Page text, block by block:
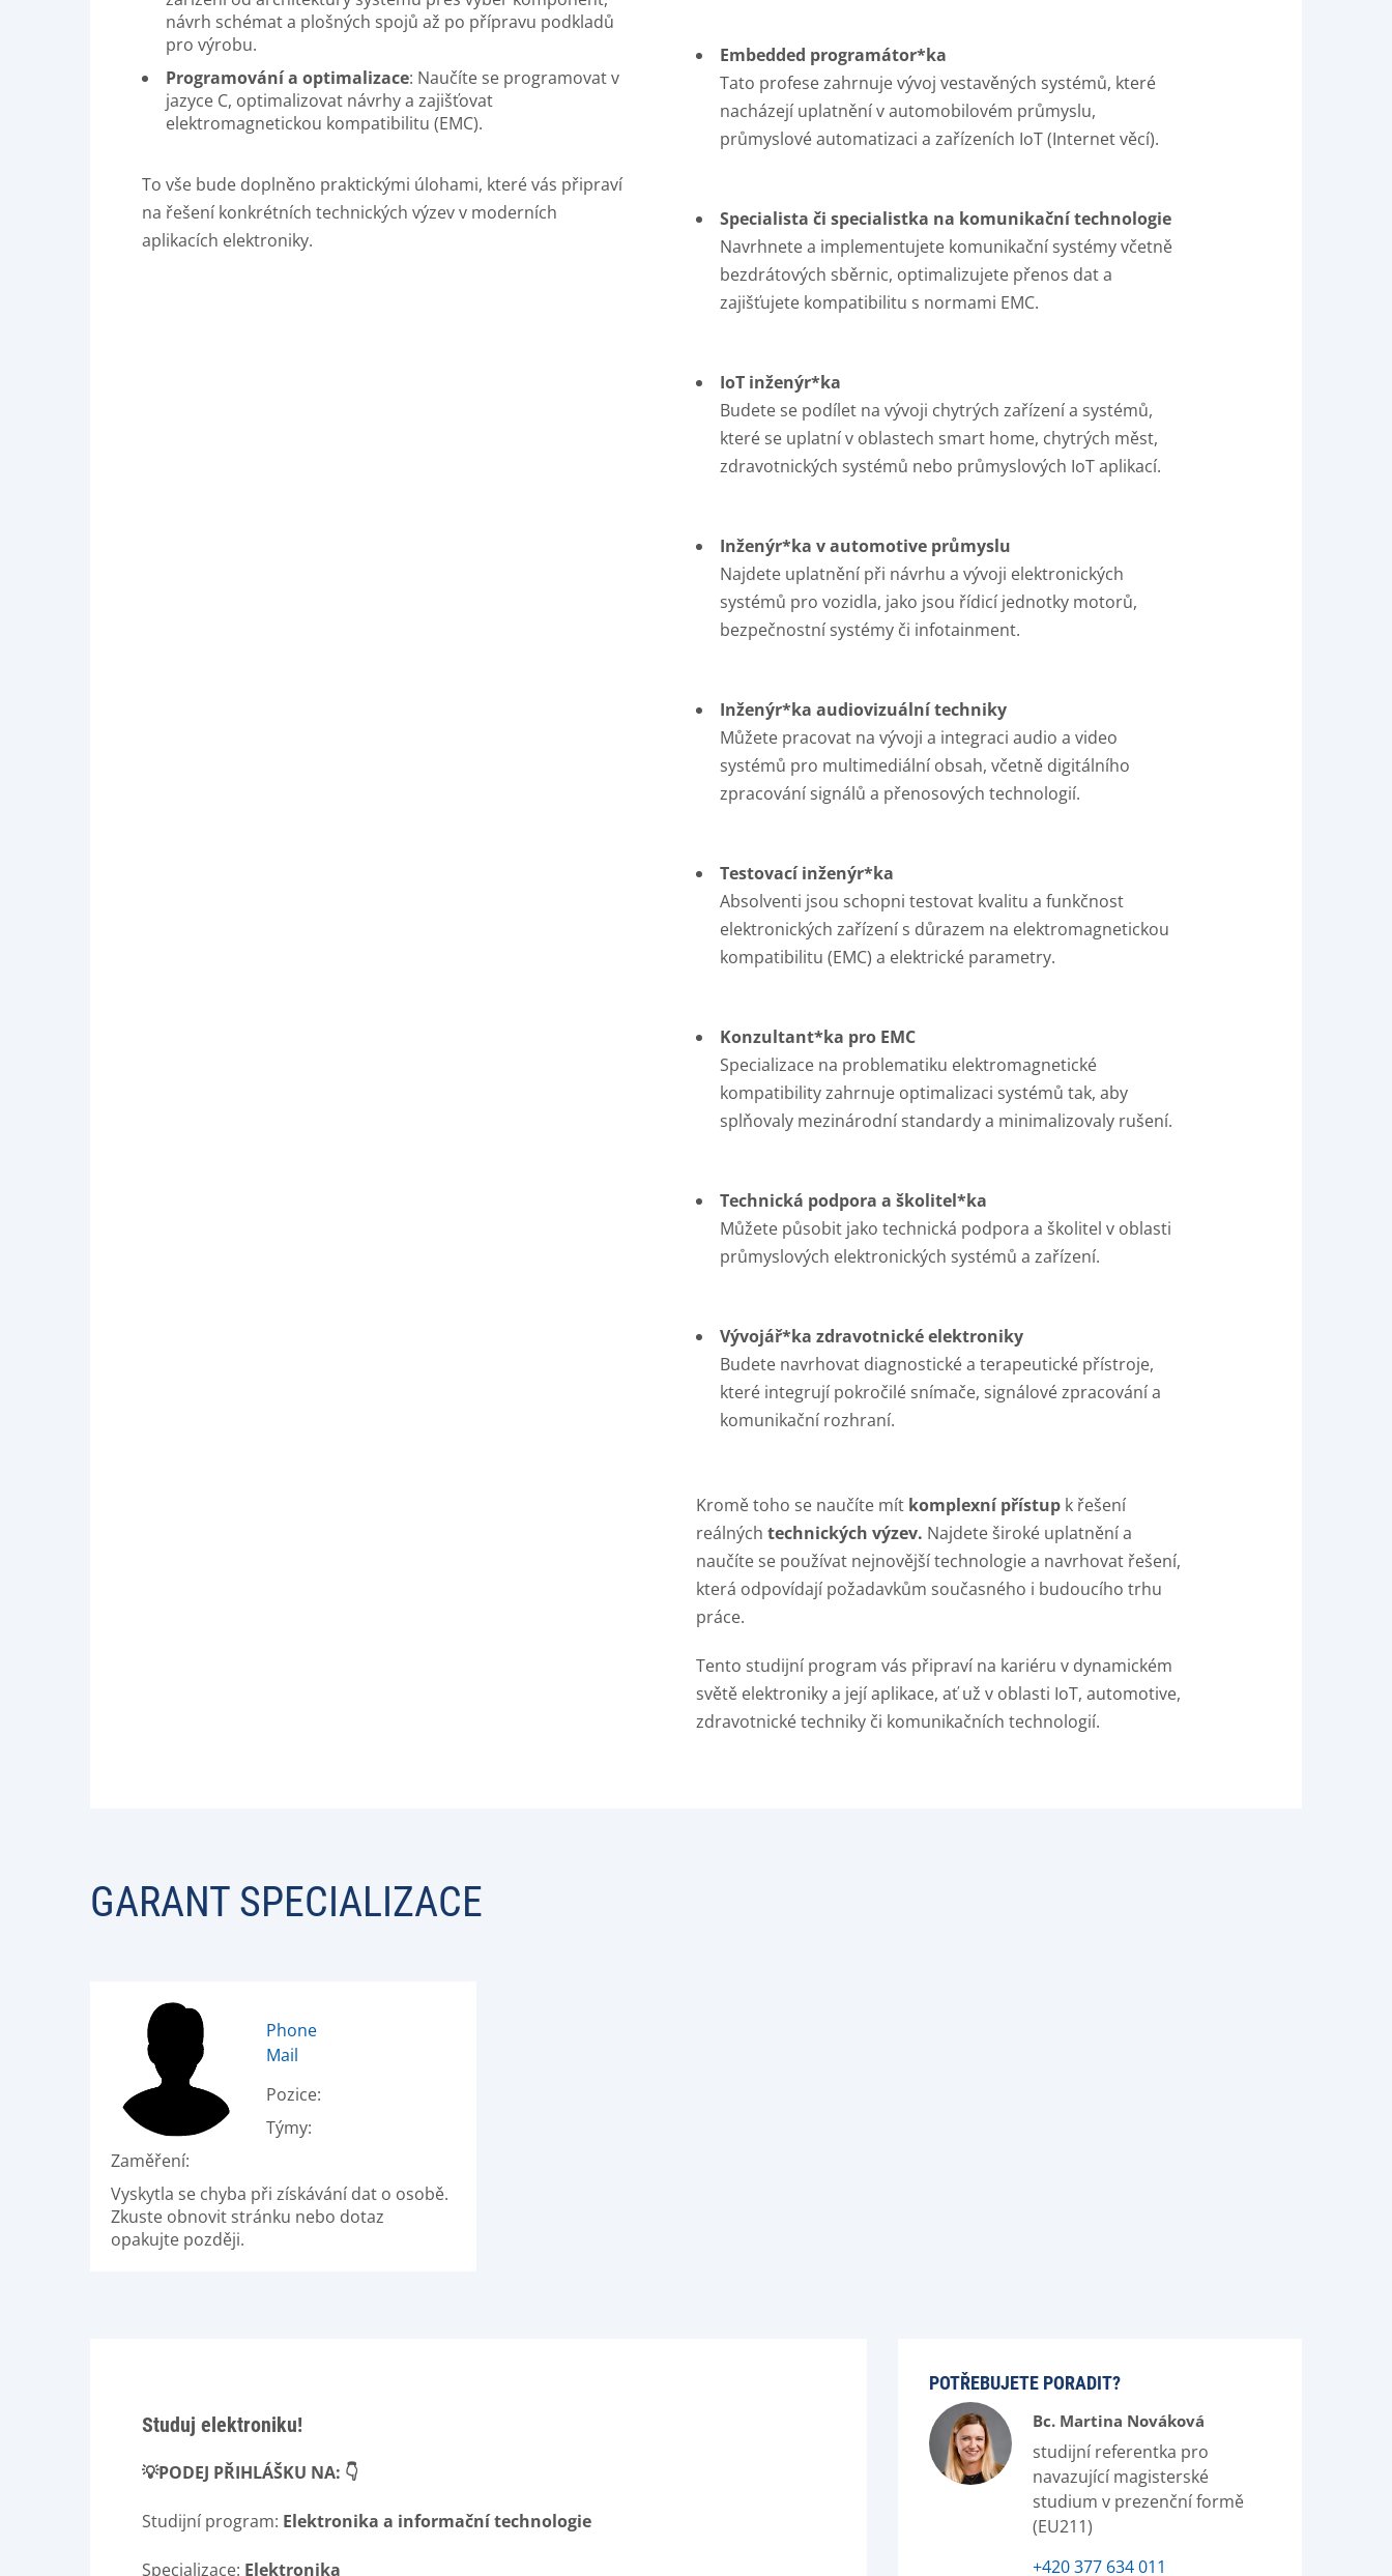
návrh schémat a plošných spojů až po přípravu podkladů
pro výrobu.
Programování a optimalizace: Naučíte se programovat v
jazyce C, optimalizovat návrhy a zajišťovat
elektromagnetickou kompatibilitu (EMC).
To vše bude doplněno praktickými úlohami, které vás připraví
na řešení konkrétních technických výzev v moderních
aplikacích elektroniky.
Embedded programátor*ka
Tato profese zahrnuje vývoj vestavěných systémů, které
nacházejí uplatnění v automobilovém průmyslu,
průmyslové automatizaci a zařízeních IoT (Internet věcí).
Specialista či specialistka na komunikační technologie
Navrhnete a implementujete komunikační systémy včetně
bezdrátových sběrnic, optimalizujete přenos dat a
zajišťujete kompatibilitu s normami EMC.
IoT inženýr*ka
Budete se podílet na vývoji chytrých zařízení a systémů,
které se uplatní v oblastech smart home, chytrých měst,
zdravotnických systémů nebo průmyslových IoT aplikací.
Inženýr*ka v automotive průmyslu
Najdete uplatnění při návrhu a vývoji elektronických
systémů pro vozidla, jako jsou řídicí jednotky motorů,
bezpečnostní systémy či infotainment.
Inženýr*ka audiovizuální techniky
Můžete pracovat na vývoji a integraci audio a video
systémů pro multimediální obsah, včetně digitálního
zpracování signálů a přenosových technologií.
Testovací inženýr*ka
Absolventi jsou schopni testovat kvalitu a funkčnost
elektronických zařízení s důrazem na elektromagnetickou
kompatibilitu (EMC) a elektrické parametry.
Konzultant*ka pro EMC
Specializace na problematiku elektromagnetické
kompatibility zahrnuje optimalizaci systémů tak, aby
splňovaly mezinárodní standardy a minimalizovaly rušení.
Technická podpora a školitel*ka
Můžete působit jako technická podpora a školitel v oblasti
průmyslových elektronických systémů a zařízení.
Vývojář*ka zdravotnické elektroniky
Budete navrhovat diagnostické a terapeutické přístroje,
které integrují pokročilé snímače, signálové zpracování a
komunikační rozhraní.
Kromě toho se naučíte mít komplexní přístup k řešení
reálných technických výzev. Najdete široké uplatnění a
naučíte se používat nejnovější technologie a navrhovat řešení,
která odpovídají požadavkům současného i budoucího trhu
práce.
Tento studijní program vás připraví na kariéru v dynamickém
světě elektroniky a její aplikace, ať už v oblasti IoT, automotive,
zdravotnické techniky či komunikačních technologií.
GARANT SPECIALIZACE
Phone
Mail
Pozice:
Týmy:
Zaměření:
Vyskytla se chyba při získávání dat o osobě.
Zkuste obnovit stránku nebo dotaz
opakujte později.
Studuj elektroniku!
💡PODEJ PŘIHLÁŠKU NA: 👇
Studijní program: Elektronika a informační technologie
Specializace: Elektronika
POTŘEBUJETE PORADIT?
Bc. Martina Nováková
studijní referentka pro
navazující magisterské
studium v prezenční formě
(EU211)
+420 377 634 011